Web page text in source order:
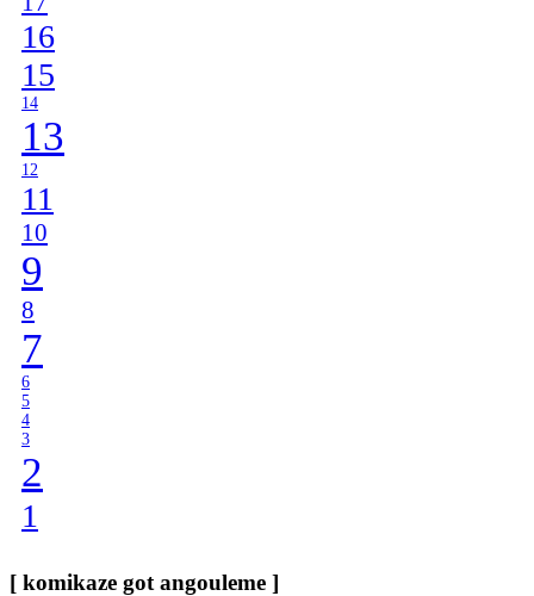
16
15
14
13
12
11
10
9
8
7
6
5
4
3
2
1
[ komikaze got angouleme ]